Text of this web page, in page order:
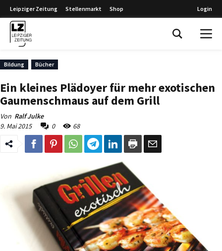
Leipziger Zeitung Stellenmarkt Shop Login
Bildung Bücher
Ein kleines Plädoyer für mehr exotischen
Gaumenschmaus auf dem Grill
Von Ralf Julke
9. Mai 2015
0 68